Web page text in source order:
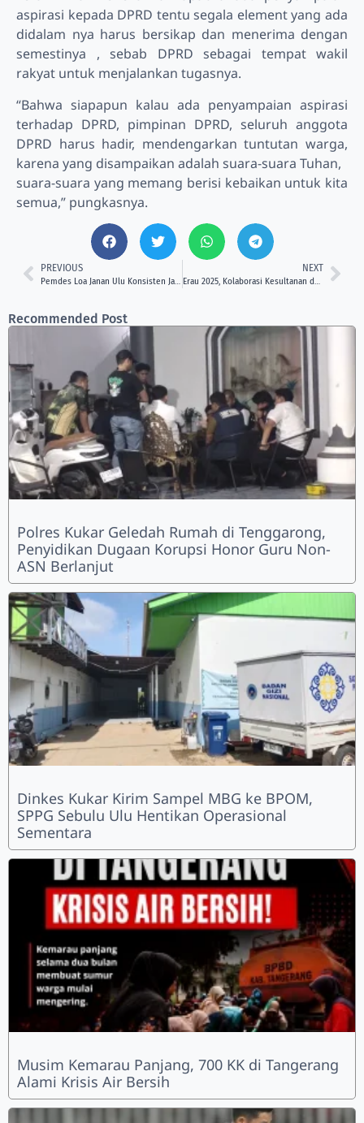
aspirasi kepada DPRD tentu segala element yang ada
didalam nya harus bersikap dan menerima dengan
semestinya , sebab DPRD sebagai tempat wakil
rakyat untuk menjalankan tugasnya.
“Bahwa siapapun kalau ada penyampaian aspirasi
terhadap DPRD, pimpinan DPRD, seluruh anggota
DPRD harus hadir, mendengarkan tuntutan warga,
karena yang disampaikan adalah suara-suara Tuhan,
suara-suara yang memang berisi kebaikan untuk kita
semua,” pungkasnya.
PREVIOUS
Pemdes Loa Janan Ulu Konsisten Jalankan Program Bedah Rumah
NEXT
Erau 2025, Kolaborasi Kesultanan dan Pemerintah Jadi Spirit Persatuan
Recommended Post
Polres Kukar Geledah Rumah di Tenggarong,
Penyidikan Dugaan Korupsi Honor Guru Non-
ASN Berlanjut
Dinkes Kukar Kirim Sampel MBG ke BPOM,
SPPG Sebulu Ulu Hentikan Operasional
Sementara
Musim Kemarau Panjang, 700 KK di Tangerang
Alami Krisis Air Bersih